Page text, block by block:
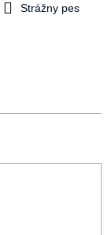
Strážny pes